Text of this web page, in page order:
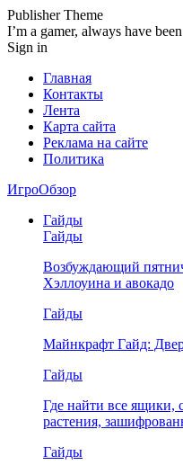
Publisher Theme
I’m a gamer, always have
Sign in
Главная
Контакты
Лента
Карта сайта
Реклама на сайте
Политика
ИгроОбзор
Гайды
Гайды
Возбуждающий
Хэллоуина и авокадо
Гайды
Майнкрафт Гайд:
Гайды
Где найти все ящики,
растения,
Гайды